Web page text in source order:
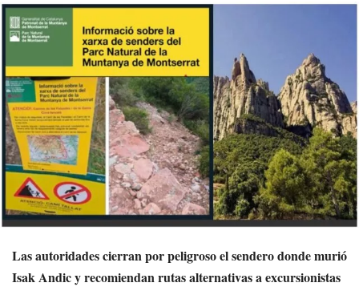
Las autoridades cierran por peligroso el sendero donde murió
Isak Andic y recomiendan rutas alternativas a excursionistas